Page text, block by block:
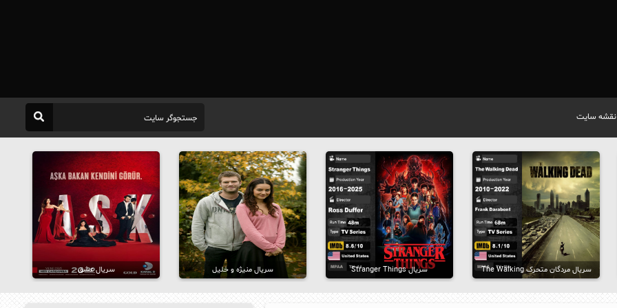
نقشه سایت
سریال مردگان متحرک The Walking
Dead
سریال Stranger Things سریال منیژه و خلیل سریال عشق